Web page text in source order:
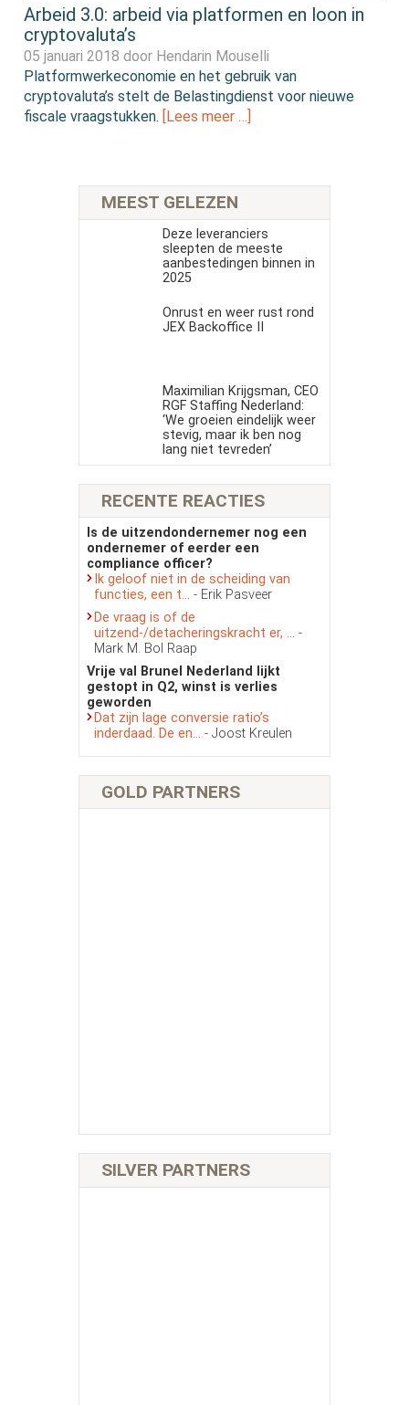
Arbeid 3.0: arbeid via platformen en loon in
cryptovaluta’s
05 januari 2018 door Hendarin Mouselli
Platformwerkeconomie en het gebruik van
cryptovaluta’s stelt de Belastingdienst voor nieuwe
fiscale vraagstukken. [Lees meer …]
MEEST GELEZEN
Deze leveranciers
sleepten de meeste
aanbestedingen binnen in
2025
Onrust en weer rust rond
JEX Backoffice II
Maximilian Krijgsman, CEO
RGF Staffing Nederland:
‘We groeien eindelijk weer
stevig, maar ik ben nog
lang niet tevreden’
RECENTE REACTIES
Is de uitzendondernemer nog een
ondernemer of eerder een
compliance officer?
Ik geloof niet in de scheiding van
functies, een t... - Erik Pasveer
De vraag is of de
uitzend-/detacheringskracht er, ... -
Mark M. Bol Raap
Vrije val Brunel Nederland lijkt
gestopt in Q2, winst is verlies
geworden
Dat zijn lage conversie ratio’s
inderdaad. De en... - Joost Kreulen
GOLD PARTNERS
SILVER PARTNERS